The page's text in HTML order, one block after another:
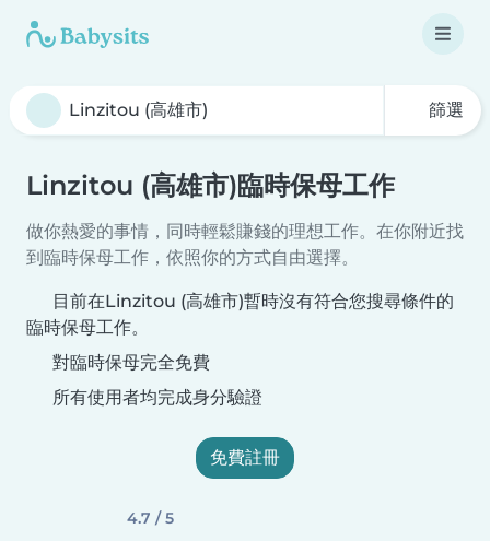
篩選
Linzitou (高雄市)臨時保母工作
做你熱愛的事情，同時輕鬆賺錢的理想工作。在你附近找
到臨時保母工作，依照你的方式自由選擇。
目前在Linzitou (高雄市)暫時沒有符合您搜尋條件的
臨時保母工作。
對臨時保母完全免費
所有使用者均完成身分驗證
免費註冊
4.7 / 5